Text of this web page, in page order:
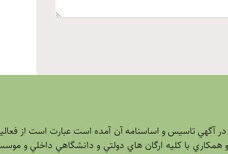
آگهي تاسيس و اساسنامه آن آمده است عبارت است از
همکاري با کليه ارگان هاي دولتي و دانشگاهي داخلي و